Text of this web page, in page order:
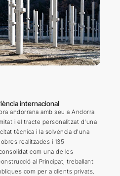
internacional
andorrana amb seu a Andorra
i el tracte personalitzat d'una
tècnica i la solvència d'una
realitzades i 135
com una de les
al Principat, treballant
com per a clients privats.